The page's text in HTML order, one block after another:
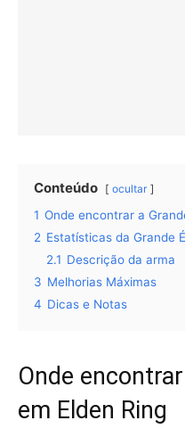
Conteúdo ocultar
1 Onde encontrar a
2 Estatísticas da Grande
2.1 Descrição da arma
3 Melhorias Máximas
4 Dicas e Notas
Onde
em Elden Ring